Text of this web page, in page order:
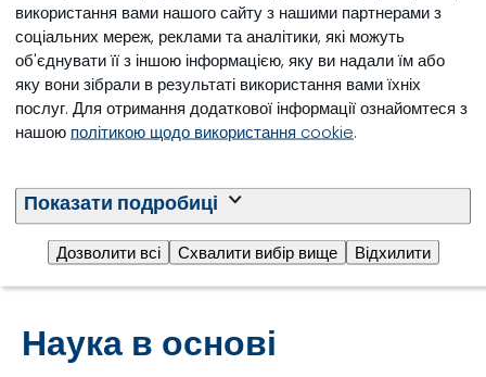
використання вами нашого сайту з нашими партнерами з
соціальних мереж, реклами та аналітики, які можуть
об'єднувати її з іншою інформацією, яку ви надали їм або
яку вони зібрали в результаті використання вами їхніх
послуг. Для отримання додаткової інформації ознайомтеся з
нашою політикою щодо використання cookie.
Показати подробиці
Дозволити всі Схвалити вибір вище Відхилити
Наука в основі